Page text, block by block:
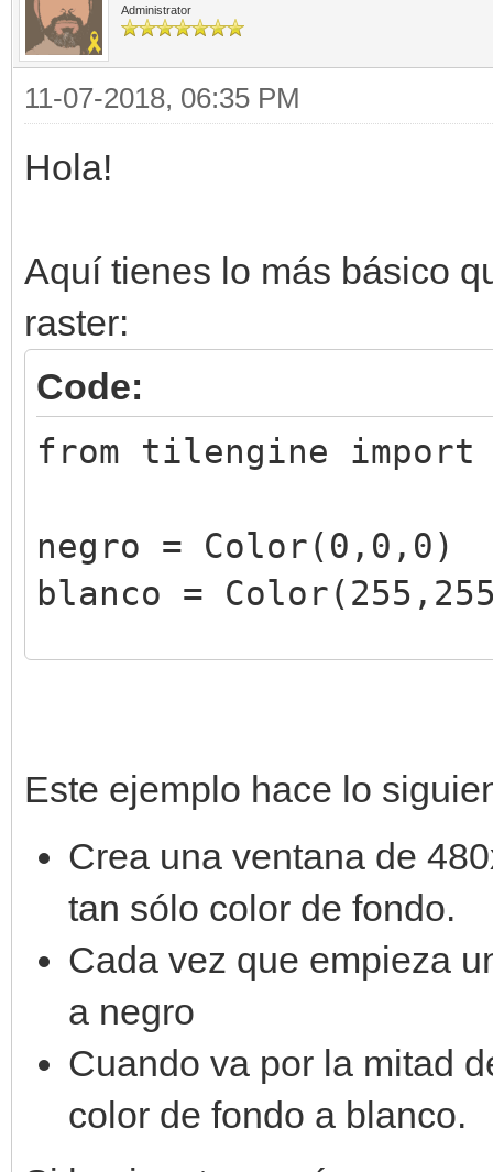
Administrator
11-07-2018, 06:35 PM
Hola!
Aquí tienes lo más básico
raster:
Code:
from tilengine import
negro = Color(0,0,0)
blanco =
if line is 180:
# crea motor y
engine =
# crea ventana y
window =
Este ejemplo hace lo
Crea una ventana de
tan sólo color de fondo.
Cada vez que empieza
a negro
Cuando va por la mitad
color de fondo a blanco.